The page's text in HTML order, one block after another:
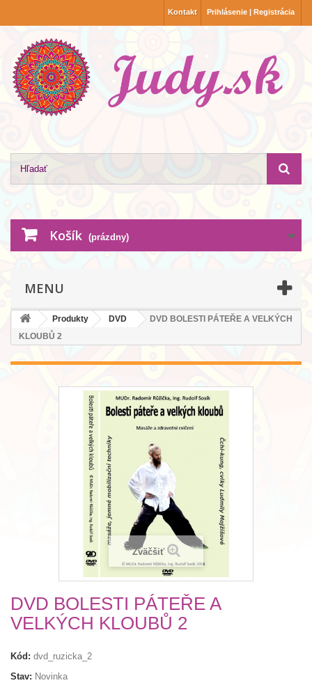
Prihlásenie | Registrácia
Kontakt
Košík (prázdny)
MENU
Produkty DVD
DVD BOLESTI PÁTEŘE A VELKÝCH
KLOUBŮ 2
Zväčšiť
DVD BOLESTI PÁTEŘE A
VELKÝCH KLOUBŮ 2
Kód: dvd_ruzicka_2
Stav: Novinka